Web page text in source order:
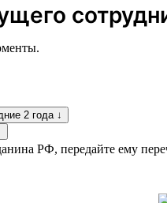
2 года ↓
РФ, передайте ему